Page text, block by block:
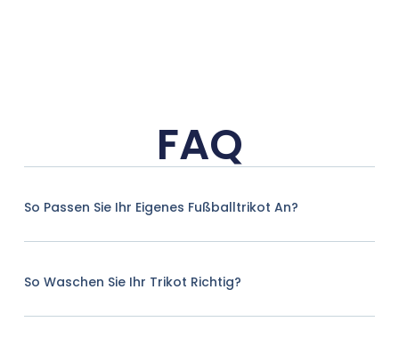
FAQ
So Passen Sie Ihr Eigenes Fußballtrikot An?
So Waschen Sie Ihr Trikot Richtig?